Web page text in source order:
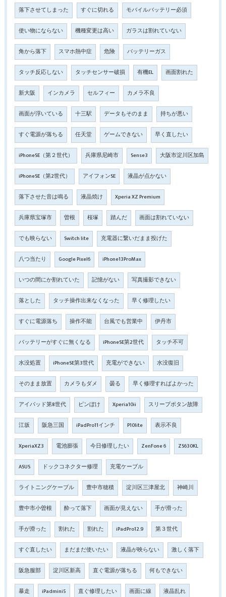
落下させてしまった すぐに切れる モバイルバッテリー必須
使い物にならない 機種変更は高い ガラスは割れていない
角から落下 スマホ熱中症 危険 バッテリーガス
タッチ反応しない タッチセンサー破損 有機EL 画面割れた
新大阪 インカメラ セルフィー カメラ不良
画面が浮いている 十三駅 データもそのまま 持ちが悪い
すぐ電源が落ちる 任天堂 ゲームできない 早く直したい
iPhoneSE（第２世代） 兵庫県尼崎市 Sense3 大阪市淀川区加島
iPhoneSE（第2世代） アイフォンSE 液晶が点かない
落下させた音は鳴る 液晶焼け Xperia XZ Premium
兵庫県宝塚市 曽根 桜塚 踏んだ 画面は割れていない
でも映らない Switch lite 充電器に繋いだまま投げた
八つ当たり Google Pixel6 iPhone13ProMax
いつの間にか割れていた 記憶がない 写真撮影できない
落とした タッチ操作出来なくなった 早く修理したい
すぐに電源落ち 操作不能 台風でも営業中 伊丹市
バッテリーがすぐに無くなる iPhoneSE第2世代 タッチ不可
水没処置 iPhoneSE第3世代 充電ができない 水没復旧
そのまま放置 カメラもダメ 曇る 早く修理すればよかった
アイパッド第8世代 ピンぼけ Xperia10ii スリープボタン故障
江坂 阪急三国 iPadPro11インチ P10lite 表示不良
XperiaXZ3 電池膨張 今日修理したい ZenFone 6 ZS630KL
ASUS ドックコネクター修理 充電ケーブル
ライトニングケーブル 豊中市穂積 淀川区三津屋北 神崎川
豊中市小曽根 酔って落下 画面が見えない 手が滑った
手が滑った 割れた 割れた iPadPro12.9 第３世代
すぐ直したい まだまだ使いたい 液晶が映らない 激しく落下
阪急服部 淀川区新高 直ぐ電源が落ちる 何もできない
暴走 iPadmini5 直ぐ修理したい 画面に線 液晶乱れ